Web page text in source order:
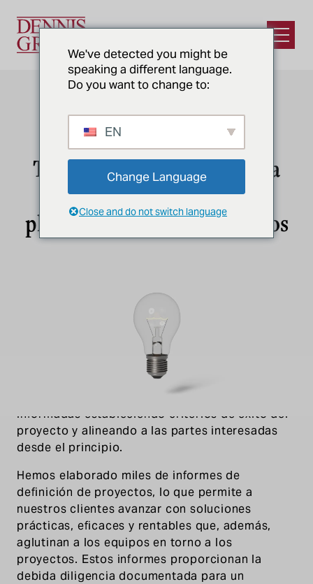
Abrir el
alimentos y bebidas
El éxito en el diseño de instalaciones comienza
con una sólida base de planificación. Los
servicios de definición de proyectos y
planificación maestra de Dennis Group ayudan a
los clientes a tomar decisiones de inversión
informadas estableciendo criterios de éxito del
proyecto y alineando a las partes interesadas
desde el principio.
Hemos elaborado miles de informes de
definición de proyectos, lo que permite a
nuestros clientes avanzar con soluciones
prácticas, eficaces y rentables que, además,
aglutinan a los equipos en torno a los
proyectos. Estos informes proporcionan la
debida diligencia documentada para un
DISEÑO CONCEPTUAL Y PLANES
MAESTROS
Trace un camino claro para
sus operaciones con una
planificación basada en datos
We've detected you might be
speaking a different language.
Do you want to change to:
EN
Change Language
Close and do not switch language